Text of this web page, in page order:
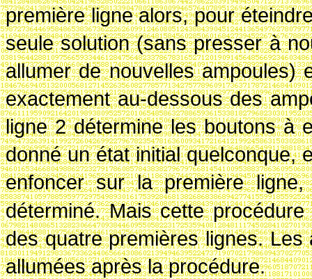
première ligne alors, pour
seule solution (sans presser à
allumer de nouvelles ampoules)
exactement au-dessous des
ligne 2 détermine les boutons à
donné un état initial quelconque,
enfoncer sur la première
déterminé. Mais cette
des quatre premières lignes.
allumées après la procédure.